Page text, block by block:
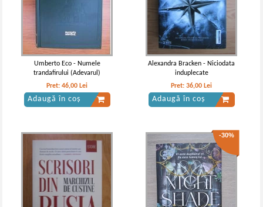
Umberto Eco - Numele
trandafirului (Adevarul)
Pret:46,00 Lei
Adaugă în coș
Alexandra Bracken - Niciodata
induplecate
Pret:36,00 Lei
Adaugă în coș
-30%